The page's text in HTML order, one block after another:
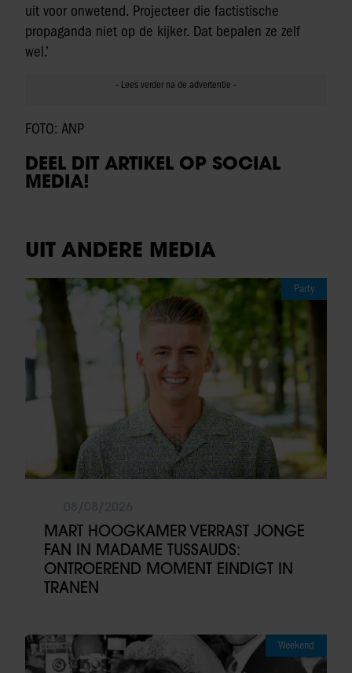
uit voor onwetend. Projecteer die factistische
propaganda niet op de kijker. Dat bepalen ze zelf
wel.’
FOTO: ANP
DEEL DIT ARTIKEL OP SOCIAL
MEDIA!
UIT ANDERE MEDIA
Party
MART HOOGKAMER VERRAST JONGE
FAN IN MADAME TUSSAUDS:
ONTROEREND MOMENT EINDIGT IN
TRANEN
Weekend